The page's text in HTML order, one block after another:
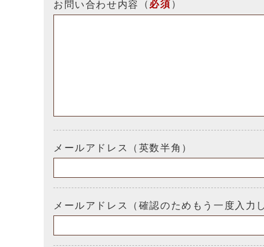
お問い合わせ内容 （ 必須 ）
メールアドレス（英数半角）
メールアドレス（確認のためもう一度入力